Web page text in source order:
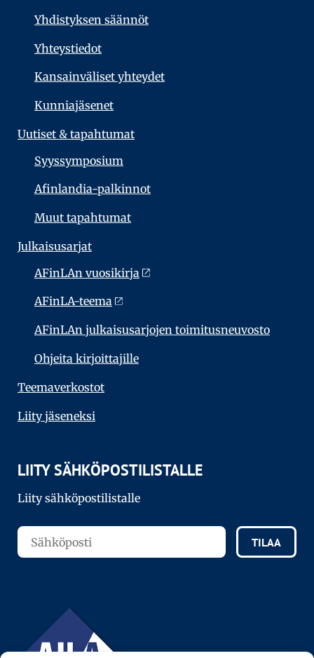
Yhdistyksen säännöt
Yhteystiedot
Kansainväliset yhteydet
Kunniajäsenet
Uutiset & tapahtumat
Syyssymposium
Afinlandia-palkinnot
Muut tapahtumat
Julkaisu­sarjat
AFinLAn vuosikirja
AFinLA-teema
AFinLAn julkaisusarjojen toimitusneuvosto
Ohjeita kirjoittajille
Teema­verkostot
Liity jäseneksi
LIITY SÄHKÖPOSTILISTALLE
Liity sähköpostilistalle
TILAA